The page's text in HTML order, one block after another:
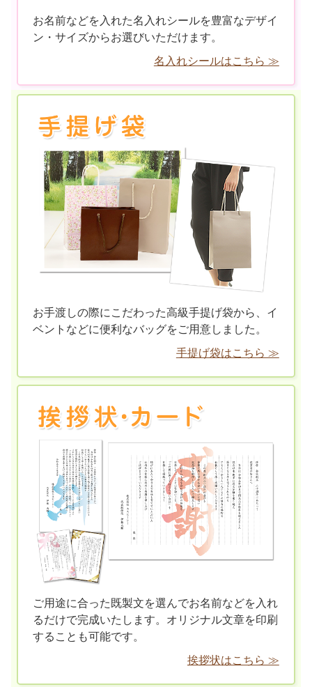
お名前などを入れた名入れシールを豊富なデザイ
ン・サイズからお選びいただけます。
名入れシールはこちら ≫
お手渡しの際にこだわった高級手提げ袋から、イ
ベントなどに便利なバッグをご用意しました。
手提げ袋はこちら ≫
ご用途に合った既製文を選んでお名前などを入れ
るだけで完成いたします。オリジナル文章を印刷
することも可能です。
挨拶状はこちら ≫